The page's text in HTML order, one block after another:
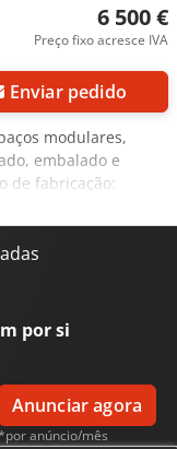
6 500 €
Preço fixo acresce IVA
Enviar pedido
modulares,
embalado e
de fabricação:
de 100 kg
9,94 m (10
estreito) Csdjzqz
fechados em
etc., na
de
por si
Anunciar agora
anúncio/mês